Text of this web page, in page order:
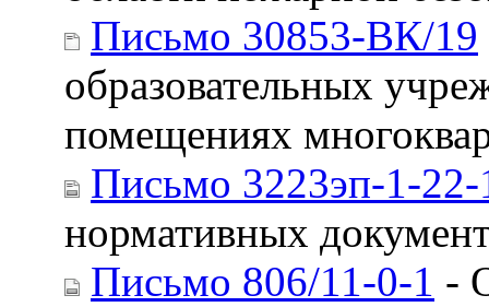
Письмо 30853-ВК/19
образовательных
помещениях
Письмо 3223эп-1-22-
нормативных
Письмо 806/11-0-1 -